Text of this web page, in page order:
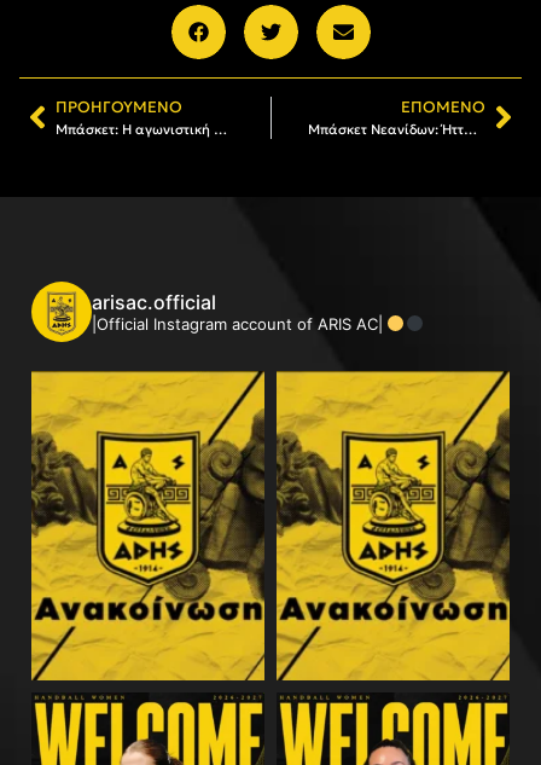
ΠΡΟΗΓΟΎΜΕΝΟ
Μπάσκετ: Η αγωνιστική δραστηριότητα του Α.Σ. ΑΡΗΣ
ΕΠΌΜΕΝΟ
Μπάσκετ Νεανίδων: Ήττα στο ντέρμπι και επίσημη διαμαρτυρία στην ΕΚΑΣΘ (VIDEO)
arisac.official
|Official Instagram account of ARIS AC|